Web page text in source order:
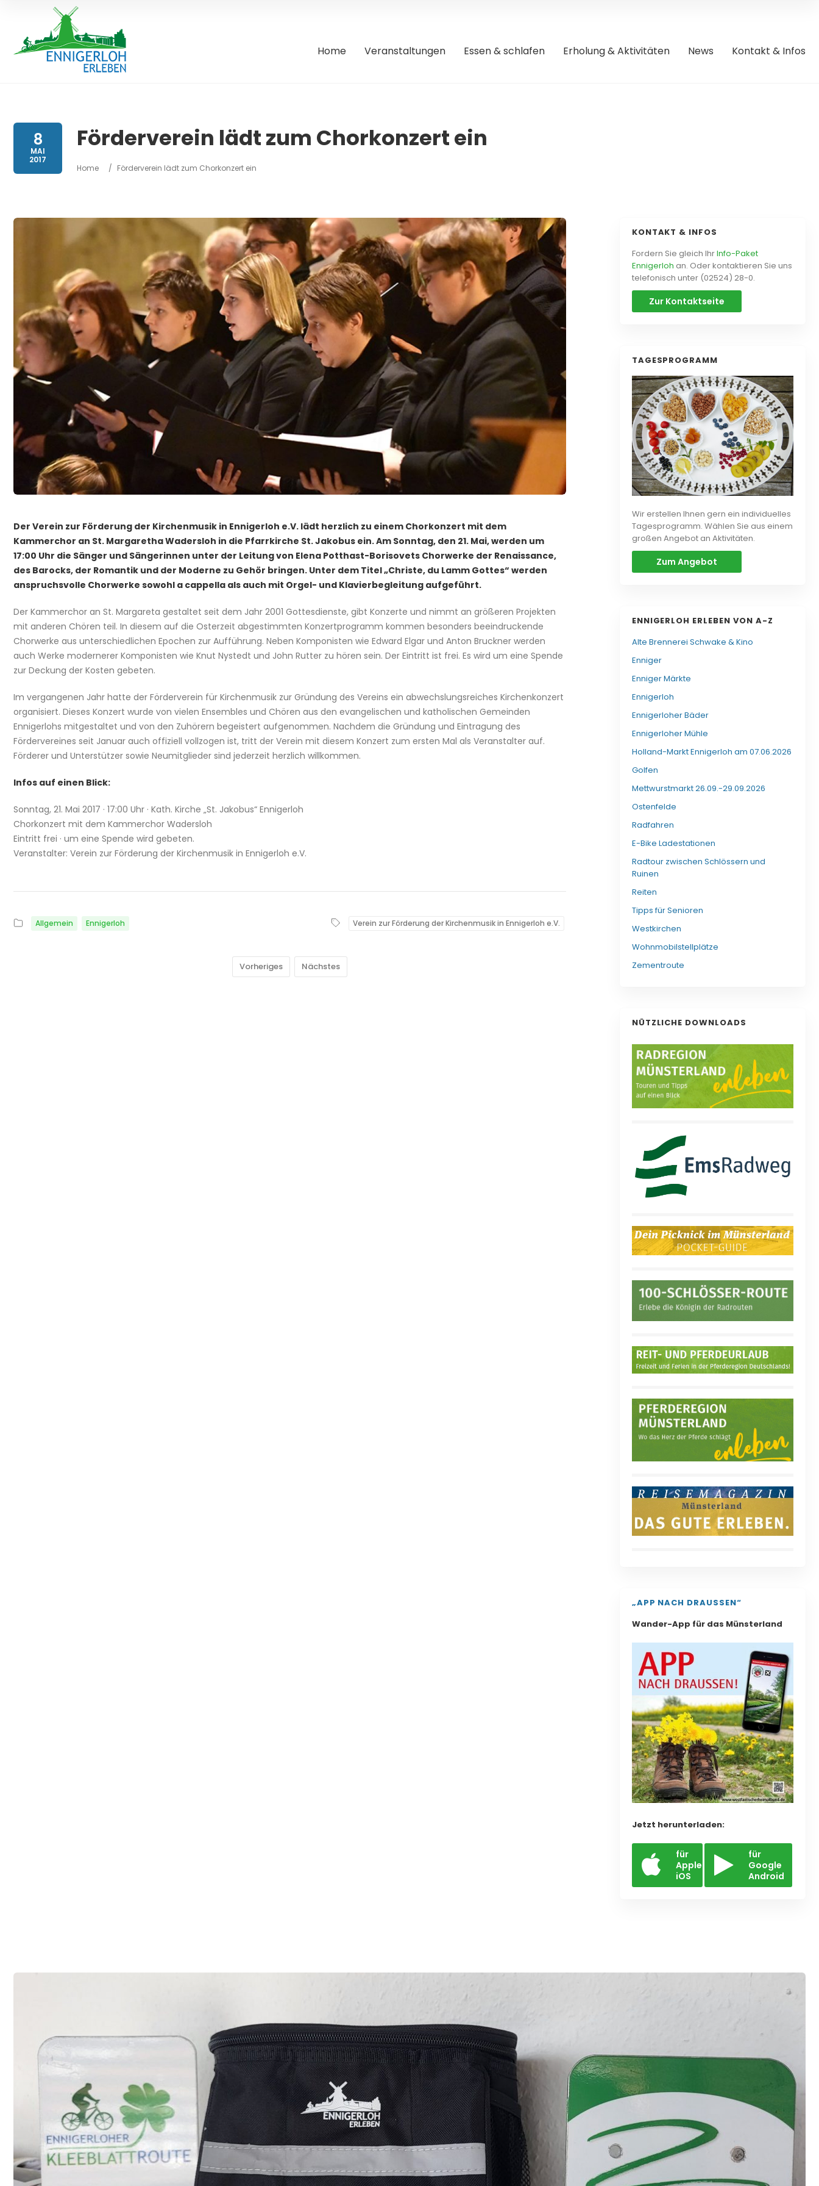
Home Veranstaltungen Essen & schlafen Erholung & Aktivitäten News Kontakt & Infos
8
MAI
2017
Förderverein lädt zum Chorkonzert ein
Home / Förderverein lädt zum Chorkonzert ein
Der Verein zur Förderung der Kirchenmusik in Ennigerloh e.V. lädt herzlich zu einem Chorkonzert mit dem
Kammerchor an St. Margaretha Wadersloh in die Pfarrkirche St. Jakobus ein. Am Sonntag, den 21. Mai, werden um
17:00 Uhr die Sänger und Sängerinnen unter der Leitung von Elena Potthast-Borisovets Chorwerke der Renaissance,
des Barocks, der Romantik und der Moderne zu Gehör bringen. Unter dem Titel „Christe, du Lamm Gottes“ werden
anspruchsvolle Chorwerke sowohl a cappella als auch mit Orgel- und Klavierbegleitung aufgeführt.
Der Kammerchor an St. Margareta gestaltet seit dem Jahr 2001 Gottesdienste, gibt Konzerte und nimmt an größeren Projekten
mit anderen Chören teil. In diesem auf die Osterzeit abgestimmten Konzertprogramm kommen besonders beeindruckende
Chorwerke aus unterschiedlichen Epochen zur Aufführung. Neben Komponisten wie Edward Elgar und Anton Bruckner werden
auch Werke modernerer Komponisten wie Knut Nystedt und John Rutter zu hören sein. Der Eintritt ist frei. Es wird um eine Spende
zur Deckung der Kosten gebeten.
Im vergangenen Jahr hatte der Förderverein für Kirchenmusik zur Gründung des Vereins ein abwechslungsreiches Kirchenkonzert
organisiert. Dieses Konzert wurde von vielen Ensembles und Chören aus den evangelischen und katholischen Gemeinden
Ennigerlohs mitgestaltet und von den Zuhörern begeistert aufgenommen. Nachdem die Gründung und Eintragung des
Fördervereines seit Januar auch offiziell vollzogen ist, tritt der Verein mit diesem Konzert zum ersten Mal als Veranstalter auf.
Förderer und Unterstützer sowie Neumitglieder sind jederzeit herzlich willkommen.
Infos auf einen Blick:
Sonntag, 21. Mai 2017 · 17:00 Uhr · Kath. Kirche „St. Jakobus“ Ennigerloh
Chorkonzert mit dem Kammerchor Wadersloh
Eintritt frei · um eine Spende wird gebeten.
Veranstalter: Verein zur Förderung der Kirchenmusik in Ennigerloh e.V.
Allgemein Ennigerloh Verein zur Förderung der Kirchenmusik in Ennigerloh e.V.
Vorheriges Nächstes
KONTAKT & INFOS
Fordern Sie gleich IhrInfo-Paket
Ennigerloh an. Oder kontaktieren Sie uns
telefonisch unter (02524) 28-0.
Zur Kontaktseite
TAGESPROGRAMM
Wir erstellen Ihnen gern ein individuelles
Tagesprogramm. Wählen Sie aus einem
großen Angebot an Aktivitäten.
Zum Angebot
ENNIGERLOH ERLEBEN VON A-Z
Alte Brennerei Schwake & Kino
Enniger
Enniger Märkte
Ennigerloh
Ennigerloher Bäder
Ennigerloher Mühle
Holland-Markt Ennigerloh am 07.06.2026
Golfen
Mettwurstmarkt 26.09.-29.09.2026
Ostenfelde
Radfahren
E-Bike Ladestationen
Radtour zwischen Schlössern und
Ruinen
Reiten
Tipps für Senioren
Westkirchen
Wohnmobilstellplätze
Zementroute
NÜTZLICHE DOWNLOADS
„APP NACH DRAUSSEN“
Wander-App für das Münsterland
Jetzt herunterladen:
für
Apple
iOS
für
Google
Android